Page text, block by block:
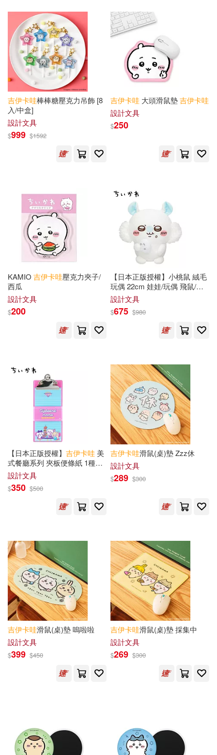
吉伊卡哇棒棒糖壓克力吊飾 [8
入/中盒]
設計文具
$999 $1592
吉伊卡哇 大頭滑鼠墊吉伊卡哇
設計文具
$250
KAMIO 吉伊卡哇壓克力夾子/
西瓜
設計文具
$200
【日本正版授權】小桃鼠 絨毛
玩偶 22cm 娃娃/玩偶 飛鼠/小
桃/吉伊卡
308312
設計文具
$675 $980
【日本正版授權】 吉伊卡哇 美
式餐廳系列 夾板便條紙 1種圖
樣 - 粉色款
設計文具
$350 $500
吉伊卡哇滑鼠(桌)墊 Zzz休
設計文具
$289 $300
吉伊卡哇滑鼠(桌)墊 嗚啦啦
設計文具
$399 $450
吉伊卡哇滑鼠(桌)墊 採集中
設計文具
$269 $300